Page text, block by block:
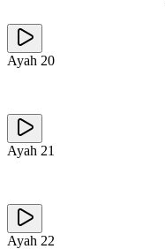
Ayah 20
Ayah 21
Ayah 22